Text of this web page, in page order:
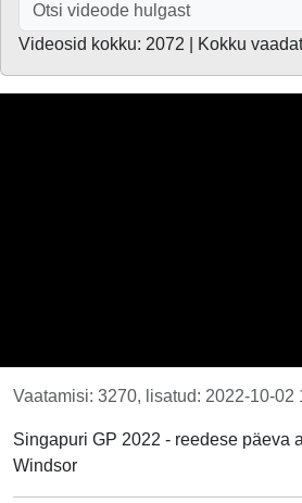
Videosid kokku: 2072 | Kokku
Vaatamisi: 3270, lisatud: 2022-10-02
Singapuri GP 2022 - reedese päeva
Windsor